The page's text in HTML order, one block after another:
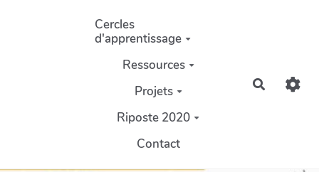
Aller au contenu principal
Cercles
d'apprentissage
Ressources
Projets
Riposte 2020
Contact